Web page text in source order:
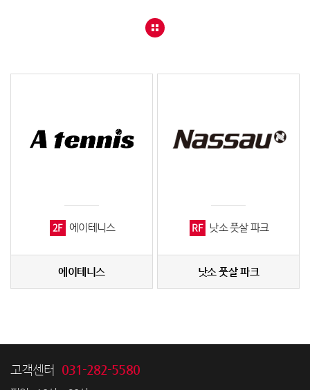
2F 에이테니스
에이테니스
RF 낫소 풋살 파크
낫소 풋살 파크
고객센터 031-282-5580